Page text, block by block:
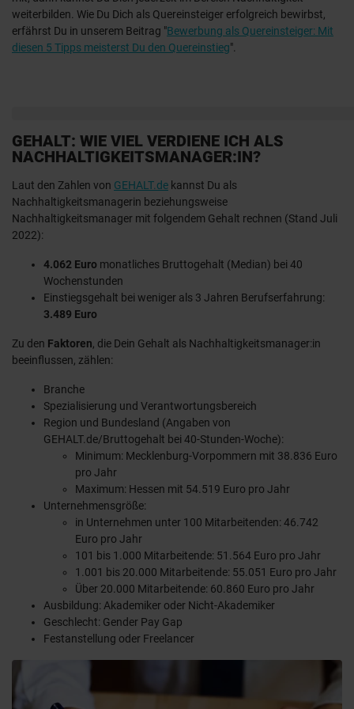
weiterbilden. Wie Du Dich als Quereinsteiger erfolgreich bewirbst,
erfährst Du in unserem Beitrag "Bewerbung als Quereinsteiger: Mit
diesen 5 Tipps meisterst Du den Quereinstieg".
GEHALT: WIE VIEL VERDIENE ICH ALS
NACHHALTIGKEITSMANAGER:IN?
Laut den Zahlen von GEHALT.de kannst Du als
Nachhaltigkeitsmanagerin beziehungsweise
Nachhaltigkeitsmanager mit folgendem Gehalt rechnen (Stand Juli
2022):
4.062 Euro monatliches Bruttogehalt (Median) bei 40
Wochenstunden
Einstiegsgehalt bei weniger als 3 Jahren Berufserfahrung:
3.489 Euro
Zu den Faktoren, die Dein Gehalt als Nachhaltigkeitsmanager:in
beeinflussen, zählen:
Branche
Spezialisierung und Verantwortungsbereich
Region und Bundesland (Angaben von
GEHALT.de/Bruttogehalt bei 40-Stunden-Woche):
Minimum: Mecklenburg-Vorpommern mit 38.836 Euro
pro Jahr
Maximum: Hessen mit 54.519 Euro pro Jahr
Unternehmensgröße:
in Unternehmen unter 100 Mitarbeitenden: 46.742
Euro pro Jahr
101 bis 1.000 Mitarbeitende: 51.564 Euro pro Jahr
1.001 bis 20.000 Mitarbeitende: 55.051 Euro pro Jahr
Über 20.000 Mitarbeitende: 60.860 Euro pro Jahr
Ausbildung: Akademiker oder Nicht-Akademiker
Geschlecht: Gender Pay Gap
Festanstellung oder Freelancer